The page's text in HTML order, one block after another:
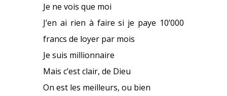
Je ne vois que moi
J’en ai rien à faire si je paye 10’000
francs de loyer par mois
Je suis millionnaire
Mais c’est clair, de Dieu
On est les meilleurs, ou bien